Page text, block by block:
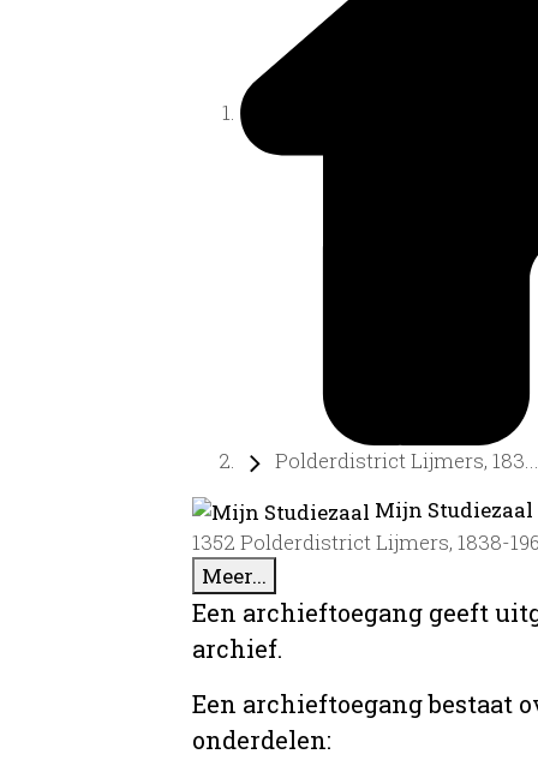
Polderdistrict Lijmers, 183...
Mijn
1352 Polderdistrict Lijmers, 1838-
Meer...
Een archieftoegang geeft
archief.
Een archieftoegang bestaat
onderdelen: